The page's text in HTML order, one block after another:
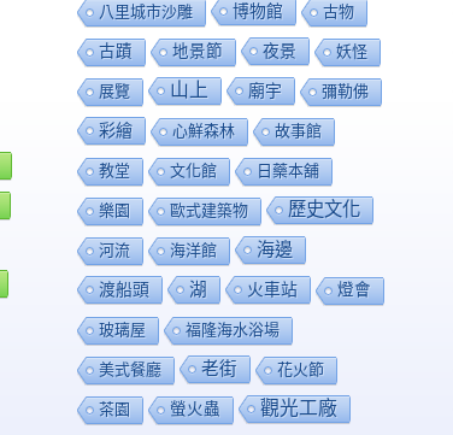
八里城市沙雕 博物館 古物
古蹟 地景節 夜景 妖怪
展覽 山上 廟宇 彌勒佛
彩繪 心鮮森林 故事館
教堂 文化館 日藥本舖
樂園 歐式建築物 歷史文化
河流 海洋館 海邊
渡船頭 湖 火車站 燈會
玻璃屋 福隆海水浴場
美式餐廳 老街 花火節
茶園 螢火蟲 觀光工廠